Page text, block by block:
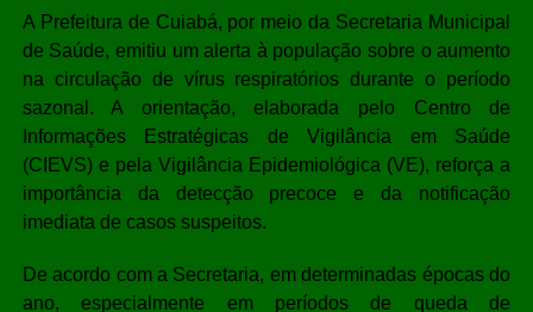
A Prefeitura de Cuiabá, por meio da Secretaria Municipal
de Saúde, emitiu um alerta à população sobre o aumento
na circulação de vírus respiratórios durante o período
sazonal. A orientação, elaborada pelo Centro de
Informações Estratégicas de Vigilância em Saúde
(CIEVS) e pela Vigilância Epidemiológica (VE), reforça a
importância da detecção precoce e da notificação
imediata de casos suspeitos.
De acordo com a Secretaria, em determinadas épocas do
ano, especialmente em períodos de queda de